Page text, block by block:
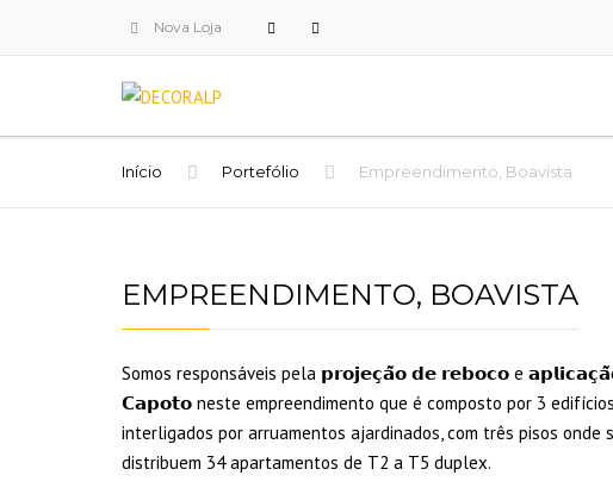
Nova Loja
Início Portefólio Empreendimento, Boavista
EMPREENDIMENTO, BOAVISTA
Somos responsáveis pela 𝗽𝗿𝗼𝗷𝗲𝗰̧𝗮̃𝗼 𝗱𝗲 𝗿𝗲𝗯𝗼𝗰𝗼 e
𝗖𝗮𝗽𝗼𝘁𝗼 neste empreendimento que é composto por 3 edifícios
interligados por arruamentos ajardinados, com três pisos onde
distribuem 34 apartamentos de T2 a T5 duplex.